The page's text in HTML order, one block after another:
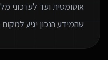
אוטומטית ועד לעדכוני
שהמידע הנכון יגיע למקום